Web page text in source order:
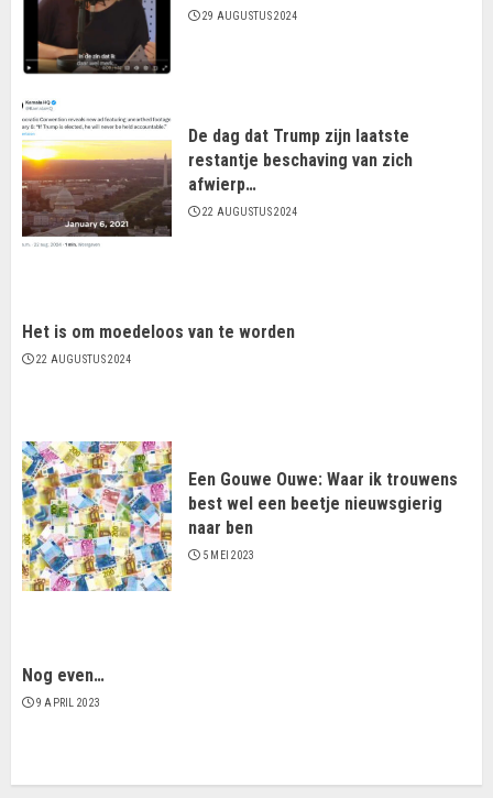
29 AUGUSTUS 2024
De dag dat Trump zijn laatste
restantje beschaving van zich
afwierp…
22 AUGUSTUS 2024
Het is om moedeloos van te worden
22 AUGUSTUS 2024
Een Gouwe Ouwe: Waar ik trouwens
best wel een beetje nieuwsgierig
naar ben
5 MEI 2023
Nog even…
9 APRIL 2023